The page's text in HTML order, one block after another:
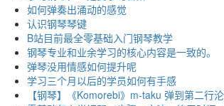
如何弹奏出涌动的感觉
认识钢琴琴键
B站目前最全零基础入门钢琴教学
钢琴专业和业余学习的核心内容是一致的。
弹琴没用情感如何提升呢
学习三个月以后的学员如何有手感
【钢琴】《Komorebi》m-taku 弹到第二行